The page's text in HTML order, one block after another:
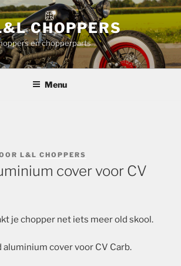
CHOPPERS
en chopperparts
Menu
L&L CHOPPERS
cover voor CV
je chopper net iets meer old skool.
cover voor CV Carb.